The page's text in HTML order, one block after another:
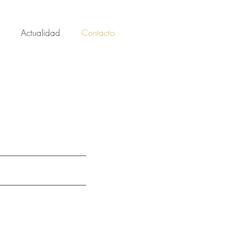
Actualidad Contacto